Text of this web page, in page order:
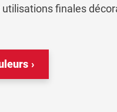
finales